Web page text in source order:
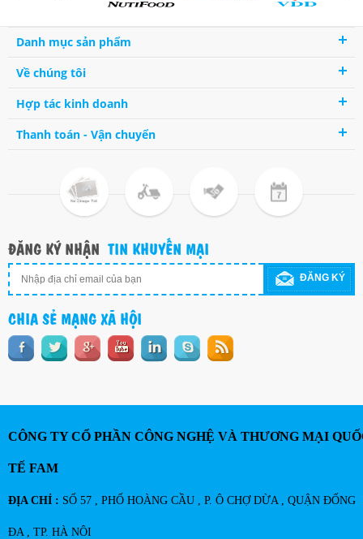
Danh mục sản phẩm
Về chúng tôi
Hợp tác kinh doanh
Thanh toán - Vận chuyển
ĐĂNG KÝ NHẬN TIN KHUYẾN MẠI
ĐĂNG KÝ
CHIA SẺ MẠNG XÃ HỘI
CÔNG TY CỔ PHẦN CÔNG NGHỆ VÀ THƯƠNG MẠI
TẾ FAM
ĐỊA CHỈ : SỐ 57 , PHỐ HOÀNG CẦU , P. Ô CHỢ DỪA , QUẬN ĐỐNG
ĐA , TP. HÀ NÔI